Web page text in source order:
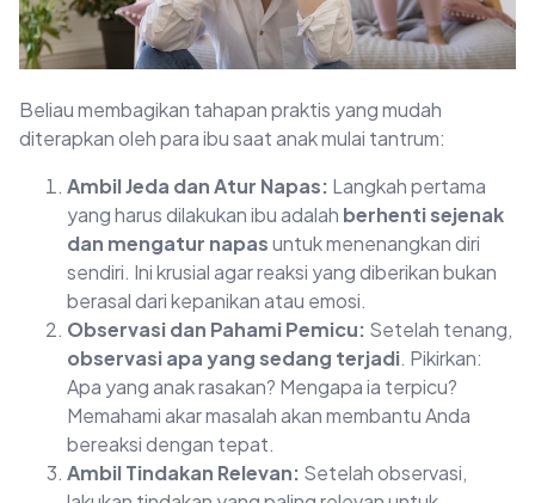
Beliau membagikan tahapan praktis yang mudah
diterapkan oleh para ibu saat anak mulai tantrum:
Ambil Jeda dan Atur Napas: Langkah pertama
yang harus dilakukan ibu adalah berhenti sejenak
dan mengatur napasuntuk menenangkan diri
sendiri. Ini krusial agar reaksi yang diberikan bukan
berasal dari kepanikan atau emosi.
Observasi dan Pahami Pemicu: Setelah tenang,
observasi apa yang sedang terjadi. Pikirkan:
Apa yang anak rasakan? Mengapa ia terpicu?
Memahami akar masalah akan membantu Anda
bereaksi dengan tepat.
Ambil Tindakan Relevan: Setelah observasi,